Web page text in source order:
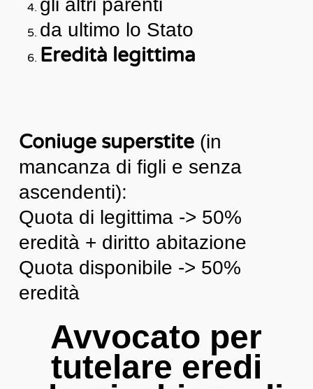
gli altri parenti
da ultimo lo Stato
Eredità legittima
Coniuge superstite(in
mancanza di figli e senza
ascendenti):
Quota di legittima -> 50%
eredità + diritto abitazione
Quota disponibile -> 50%
eredità
Avvocato per
tutelare eredi